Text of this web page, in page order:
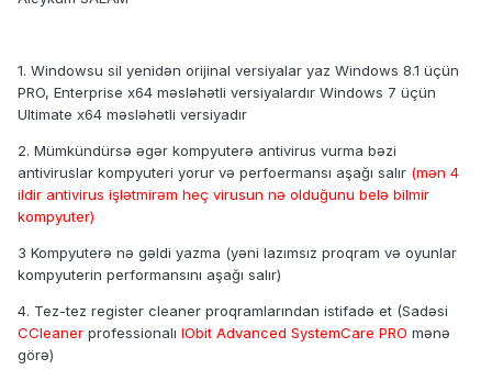
1. Windowsu sil yenidən orijinal versiyalar yaz Windows 8.1 üçün
PRO, Enterprise x64 məsləhətli versiyalardır Windows 7 üçün
Ultimate x64 məsləhətli versiyadır
2. Mümkündürsə əgər kompyuterə antivirus vurma bəzi
antiviruslar kompyuteri yorur və perfoermansı aşağı salır (mən 4
ildir antivirus işlətmirəm heç virusun nə olduğunu belə bilmir
kompyuter)
3 Kompyuterə nə gəldi yazma (yəni lazımsız proqram və oyunlar
kompyuterin performansını aşağı salır)
4. Tez-tez register cleaner proqramlarından istifadə et (Sadəsi
CCleaner professionalı IObit Advanced SystemCare PRO mənə
görə)